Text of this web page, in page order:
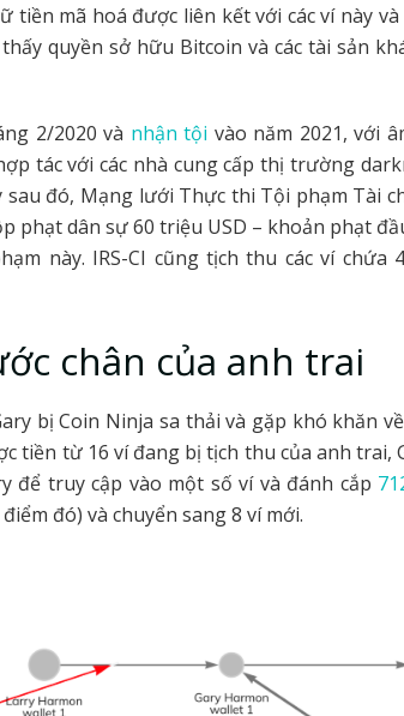
mã hoá được liên kết với các ví này
quyền sở hữu Bitcoin và các tài sản
2/2020 và nhận tội vào năm 2021, với
tác với các nhà cung cấp thị trường
đó, Mạng lưới Thực thi Tội phạm Tài
phạt dân sự 60 triệu USD – khoản phạt
này. IRS-CI cũng tịch thu các ví chứa
chân của anh trai
bị Coin Ninja sa thải và gặp khó khăn
tiền từ 16 ví đang bị tịch thu của anh trai,
để truy cập vào một số ví và đánh cắp
đó) và chuyển sang 8 ví mới.